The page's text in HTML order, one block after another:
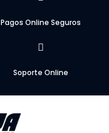
Pagos Online Seguros
Soporte Online